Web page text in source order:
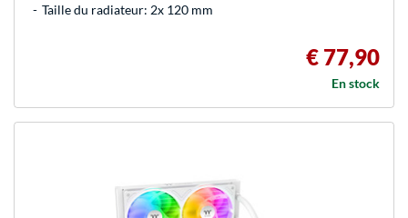
Taille du radiateur: 2x 120 mm
€ 77,90
En stock